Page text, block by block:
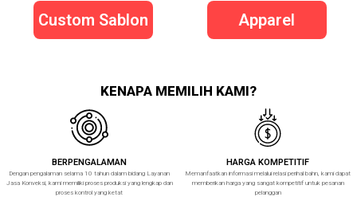
Custom Sablon Apparel
KENAPA MEMILIH KAMI?
BERPENGALAMAN
Dengan pengalaman selama 10 tahun dalam bidang Layanan
Jasa Konveksi, kami memiliki proses produksi yang lengkap dan
proses kontrol yang ketat
HARGA KOMPETITIF
Memanfaatkan informasi melalui relasi perihal bahn, kami dapat
memberikan harga yang sangat kompetitif untuk pesanan
pelanggan